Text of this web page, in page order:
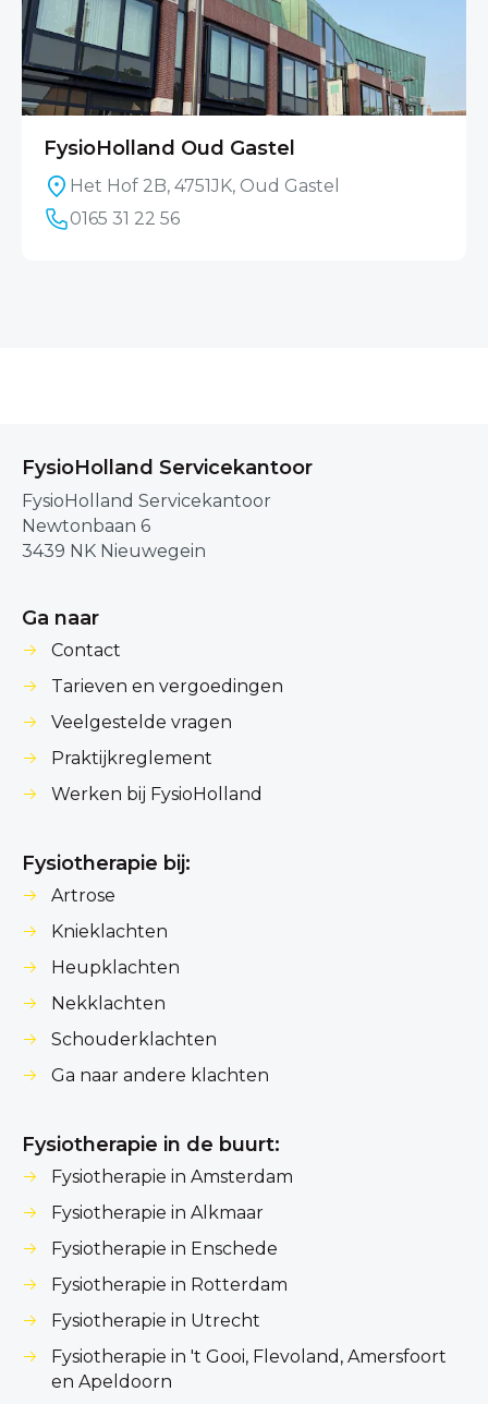
FysioHolland Oud Gastel
Het Hof 2B, 4751JK, Oud Gastel
0165 31 22 56
FysioHolland Servicekantoor
FysioHolland Servicekantoor
Newtonbaan 6
3439 NK Nieuwegein
Ga naar
Contact
Tarieven en vergoedingen
Veelgestelde vragen
Praktijkreglement
Werken bij FysioHolland
Fysiotherapie bij:
Artrose
Knieklachten
Heupklachten
Nekklachten
Schouderklachten
Ga naar andere klachten
Fysiotherapie in de buurt:
Fysiotherapie in Amsterdam
Fysiotherapie in Alkmaar
Fysiotherapie in Enschede
Fysiotherapie in Rotterdam
Fysiotherapie in Utrecht
Fysiotherapie in 't Gooi, Flevoland, Amersfoort
en Apeldoorn